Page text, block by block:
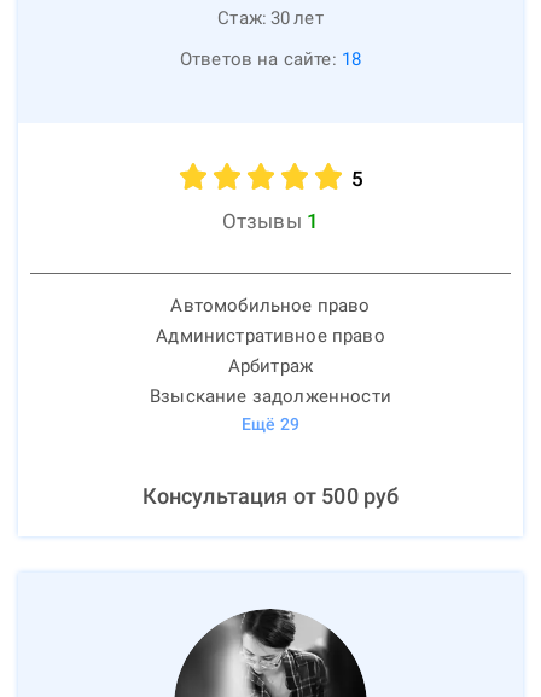
Стаж: 30лет
Ответов на сайте: 18
5
Отзывы 1
Автомобильное право
Административное право
Арбитраж
Взыскание задолженности
Ещё 29
Консультация от 500руб